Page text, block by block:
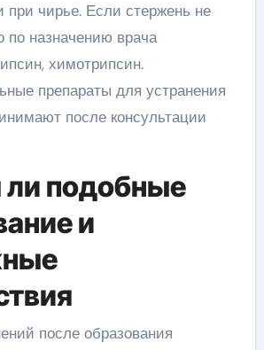
при чирье. Если стержень не
по назначению врача
химотрипсин.
препараты для устранения
после консультации
подобные
и
после образования